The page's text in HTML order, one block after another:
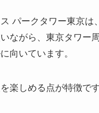
パークタワー東京は
ながら、東京タワー
向いています。
楽しめる点が特徴です